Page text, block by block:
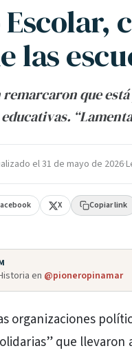
las
que
el31 de mayo de 2026·
X Copiar link
en @pioneropinamar
organizaciones
que